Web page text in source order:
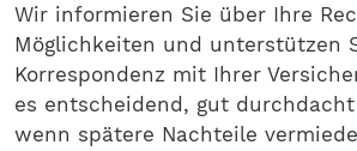
Wir informieren Sie über Ihre
Möglichkeiten und unterstützen
Korrespondenz mit Ihrer
es entscheidend, gut durchdacht
wenn spätere Nachteile